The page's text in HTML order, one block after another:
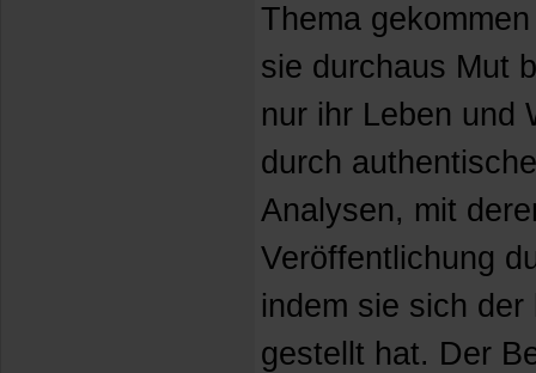
Thema
sie durchaus Mut
nur ihr Leben und
durch
Analysen, mit
Veröffentlichung
indem sie sich
gestellt hat. Der